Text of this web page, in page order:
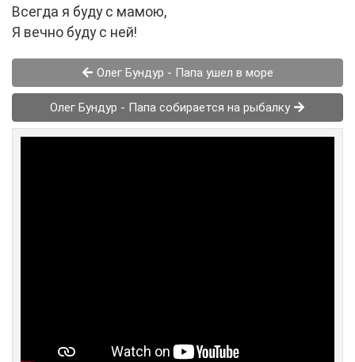
Всегда я буду с мамою,
Я вечно буду с ней!
Олег Бундур - Папа ушел в море
Олег Бундур - Папа собирается на рыбалку